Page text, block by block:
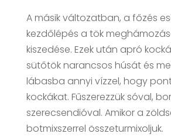
A másik változatban, a főzés
kezdőlépés a tök
kiszedése. Ezek után apró
sütőtök narancsos húsát és
lábasba annyi vízzel, hogy
kockákat. Fűszerezzük sóval,
szerecsendióval. Amikor a
botmixszerrel összeturmixoljuk.